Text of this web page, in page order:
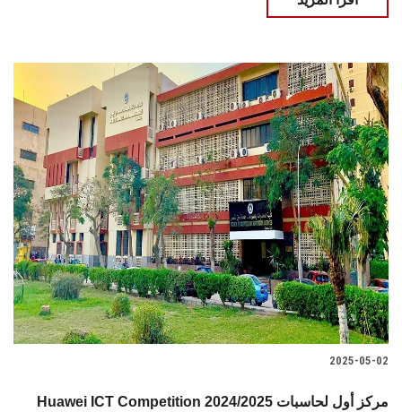
2025-05-02
Huawei ICT Competition 2024/2025 مركز أول لحاسبات